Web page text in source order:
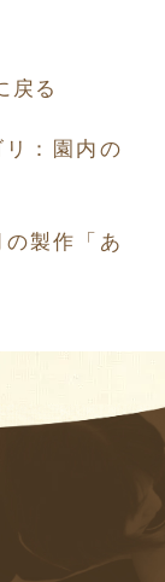
戻る
：
園内の
の製作「あ